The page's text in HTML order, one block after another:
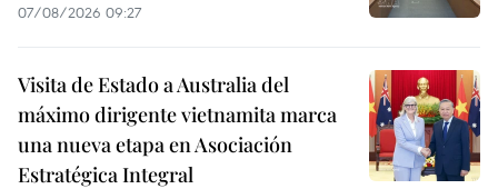
07/08/2026 09:27
Visita de Estado a Australia del
máximo dirigente vietnamita marca
una nueva etapa en Asociación
Estratégica Integral